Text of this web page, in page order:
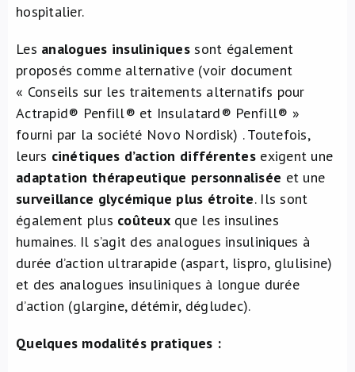
hospitalier.
Les analogues insuliniques sont également
proposés comme alternative (voir document
« Conseils sur les traitements alternatifs pour
Actrapid® Penfill® et Insulatard® Penfill® »
fourni par la société Novo Nordisk) . Toutefois,
leurs cinétiques d’action différentes exigent une
adaptation thérapeutique personnalisée et une
surveillance glycémique plus étroite. Ils sont
également plus coûteuxque les insulines
humaines. Il s’agit des analogues insuliniques à
durée d’action ultrarapide (aspart, lispro, glulisine)
et des analogues insuliniques à longue durée
d’action (glargine, détémir, dégludec).
Quelques modalités pratiques :